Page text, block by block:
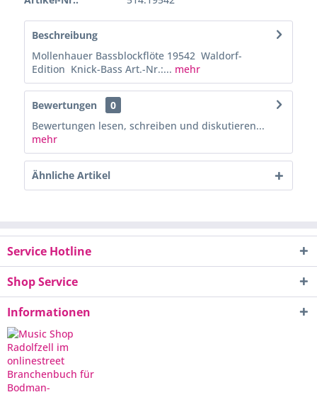
Beschreibung
Mollenhauer Bassblockflöte 19542 Waldorf-
Edition Knick-Bass Art.-Nr.:... mehr
Bewertungen
0
Bewertungen lesen, schreiben und diskutieren...
mehr
Ähnliche Artikel
Service Hotline
Shop Service
Informationen